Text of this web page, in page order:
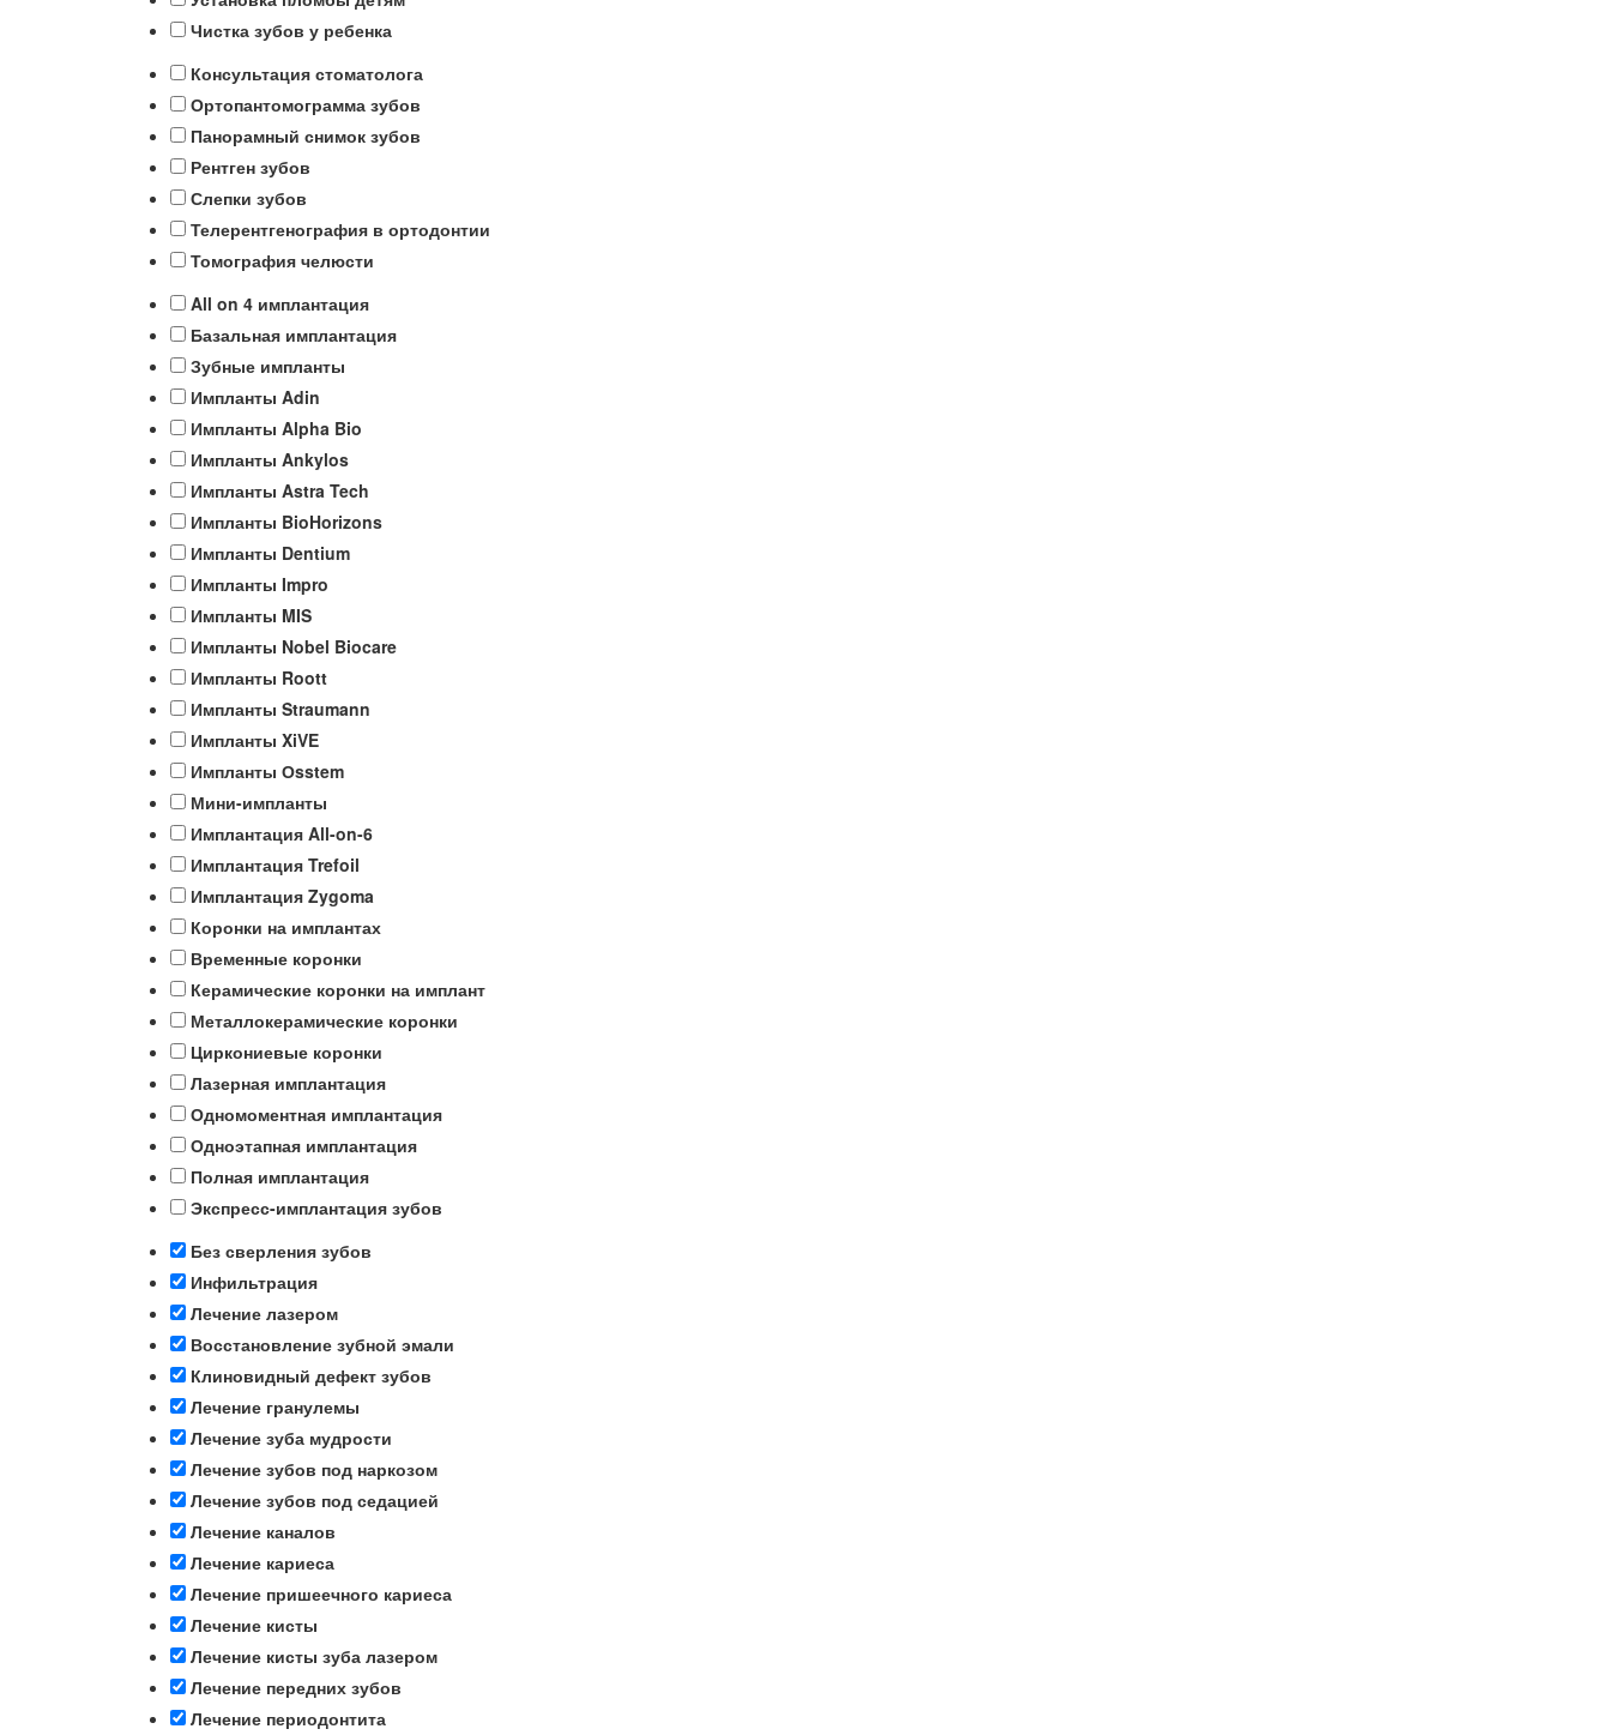
Чистка зубов у ребенка
Консультация стоматолога
Ортопантомограмма зубов
Панорамный снимок зубов
Рентген зубов
Слепки зубов
Телерентгенография в ортодонтии
Томография челюсти
All on 4 имплантация
Базальная имплантация
Зубные импланты
Импланты Adin
Импланты Alpha Bio
Импланты Ankylos
Импланты Astra Tech
Импланты BioHorizons
Импланты Dentium
Импланты Impro
Импланты MIS
Импланты Nobel Biocare
Импланты Roott
Импланты Straumann
Импланты XiVE
Импланты Оsstem
Мини-импланты
Имплантация All-on-6
Имплантация Trefoil
Имплантация Zygoma
Коронки на имплантах
Временные коронки
Керамические коронки на имплант
Металлокерамические коронки
Циркониевые коронки
Лазерная имплантация
Одномоментная имплантация
Одноэтапная имплантация
Полная имплантация
Экспресс-имплантация зубов
Без сверления зубов
Инфильтрация
Лечение лазером
Восстановление зубной эмали
Клиновидный дефект зубов
Лечение гранулемы
Лечение зуба мудрости
Лечение зубов под наркозом
Лечение зубов под седацией
Лечение каналов
Лечение кариеса
Лечение пришеечного кариеса
Лечение кисты
Лечение кисты зуба лазером
Лечение передних зубов
Лечение периодонтита